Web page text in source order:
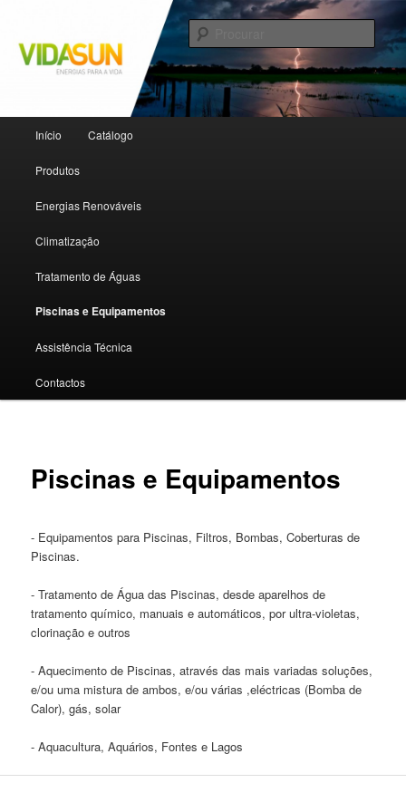
vidasun
Saltar para o conteúdo primário
Saltar para o conteúdo secundário
Início Catálogo
Produtos
Energias Renováveis
Climatização
Tratamento de Águas
Piscinas e Equipamentos
Assistência Técnica
Contactos
Piscinas e Equipamentos
- Equipamentos para Piscinas, Filtros, Bombas, Coberturas de
Piscinas.
- Tratamento de Água das Piscinas, desde aparelhos de
tratamento químico, manuais e automáticos, por ultra-violetas,
clorinação e outros
- Aquecimento de Piscinas, através das mais variadas soluções,
e/ou uma mistura de ambos, e/ou várias ,eléctricas (Bomba de
Calor), gás, solar
- Aquacultura, Aquários, Fontes e Lagos